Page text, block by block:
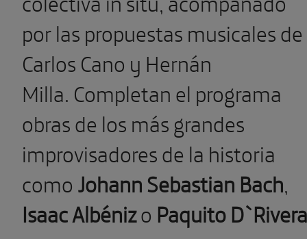
por las propuestas musicales de
Carlos Cano y Hernán
Milla. Completan el programa
obras de los más grandes
improvisadores de la historia
comoJohann Sebastian Bach,
Isaac Albénizo Paquito D`Rivera